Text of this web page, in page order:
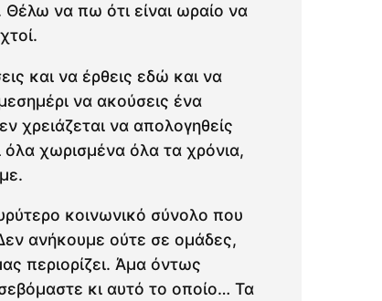
να πω ότι είναι ωραίο να
και να έρθεις εδώ και να
να ακούσεις ένα
χρειάζεται να απολογηθείς
όλα χωρισμένα όλα τα χρόνια,
κοινωνικό σύνολο που
ανήκουμε ούτε σε ομάδες,
περιορίζει. Άμα όντως
κι αυτό το οποίο… Τα